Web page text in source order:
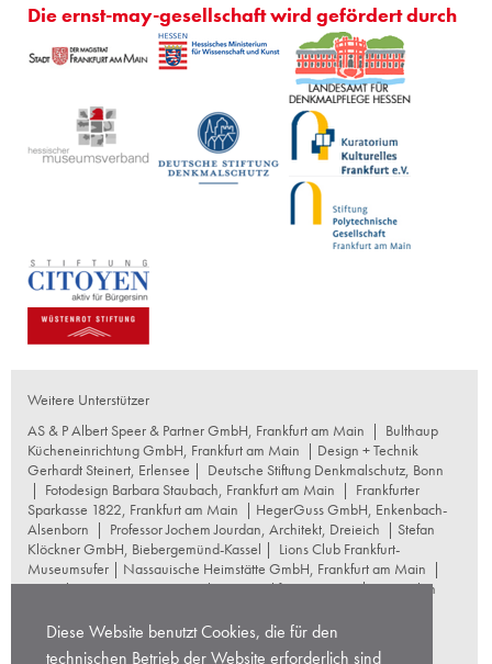
Diese Website benutzt Cookies, die für den
technischen Betrieb der Website erforderlich sind
Die ernst-may-gesellschaft wird gefördert durch
Weitere Unterstützer
AS & P Albert Speer & Partner GmbH, Frankfurt am Main | Bulthaup
Kücheneinrichtung GmbH, Frankfurt am Main | Design + Technik
Gerhardt Steinert, Erlensee | Deutsche Stiftung Denkmalschutz, Bonn
| Fotodesign Barbara Staubach, Frankfurt am Main | Frankfurter
Sparkasse 1822, Frankfurt am Main | HegerGuss GmbH, Enkenbach-
Alsenborn | Professor Jochem Jourdan, Architekt, Dreieich | Stefan
Klöckner GmbH, Biebergemünd-Kassel | Lions Club Frankfurt-
Museumsufer | Nassauische Heimstätte GmbH, Frankfurt am Main |
Naumburg Restaurierungswerkstatt, Frankfurt am Main|Reproplan
Landschaftsbau GmbH+Co KG, Frankfurt am Main|
schneider+schumacher Architekten, Frankfurt am Main
|
Stuttgarter